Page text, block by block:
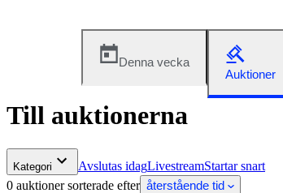
Denna vecka
Auktioner
Till auktionerna
Kategori Avslutas idagLivestreamStartar snart
0 auktioner sorterade efter återstående tid